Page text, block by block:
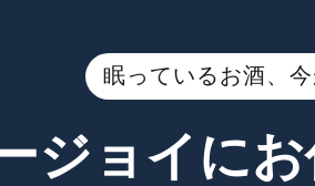
眠っているお酒、今
ジョイに